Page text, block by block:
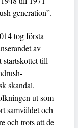
generation”.
tog första
av
startskottet till
skandal.
ut som
samväldet och
och trots att de